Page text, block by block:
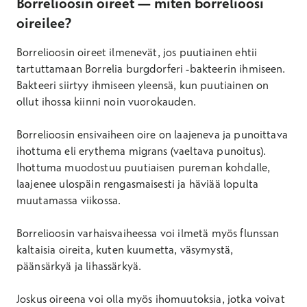
oireilee?
Borrelioosin oireet ilmenevät, jos puutiainen ehtii
tartuttamaan Borrelia burgdorferi -bakteerin ihmiseen.
Bakteeri siirtyy ihmiseen yleensä, kun puutiainen on
ollut ihossa kiinni noin vuorokauden.
Borrelioosin ensivaiheen oire on laajeneva ja punoittava
ihottuma eli erythema migrans (vaeltava punoitus).
Ihottuma muodostuu puutiaisen pureman kohdalle,
laajenee ulospäin rengasmaisesti ja häviää lopulta
muutamassa viikossa.
Borrelioosin varhaisvaiheessa voi ilmetä myös flunssan
kaltaisia oireita, kuten kuumetta, väsymystä,
päänsärkyä ja lihassärkyä.
Joskus oireena voi olla myös ihomuutoksia, jotka voivat